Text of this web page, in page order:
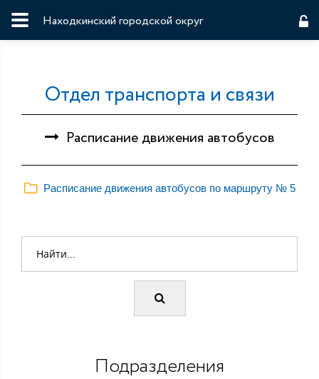
Находкинский городской округ
Отдел транспорта и связи
Расписание движения автобусов
Расписание движения автобусов по маршруту № 5
Подразделения